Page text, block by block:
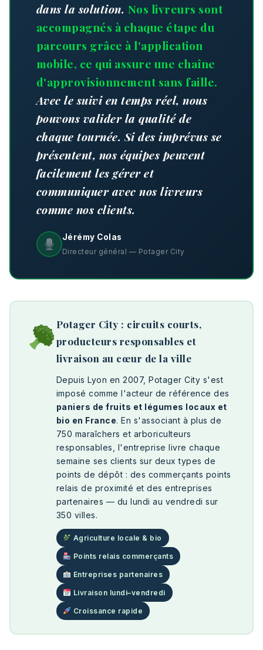
dans la solution. Nos livreurs sont
accompagnés à chaque étape du
parcours grâce à l'application
mobile, ce qui assure une chaîne
d'approvisionnement sans faille.
Avec le suivi en temps réel, nous
pouvons valider la qualité de
chaque tournée. Si des imprévus se
présentent, nos équipes peuvent
facilement les gérer et
communiquer avec nos livreurs
comme nos clients.
Jérémy Colas
Directeur général — Potager City
Potager City : circuits courts,
producteurs responsables et
livraison au cœur de la ville
Depuis Lyon en 2007, Potager City s'est
imposé comme l'acteur de référence des
paniers de fruits et légumes locaux et
bio en France. En s'associant à plus de
750 maraîchers et arboriculteurs
responsables, l'entreprise livre chaque
semaine ses clients sur deux types de
points de dépôt : des commerçants points
relais de proximité et des entreprises
partenaires — du lundi au vendredi sur
350 villes.
Agriculture locale & bio
Points relais commerçants
Entreprises partenaires
Livraison lundi–vendredi
Croissance rapide